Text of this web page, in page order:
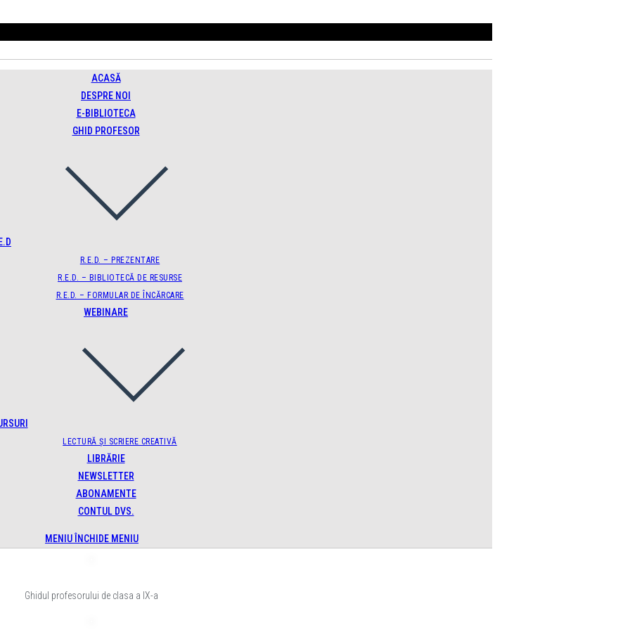
ACASĂ
DESPRE NOI
E-BIBLIOTECA
GHID PROFESOR
R.E.D. – PREZENTARE
R.E.D. – BIBLIOTECĂ DE RESURSE
R.E.D. – FORMULAR DE ÎNCĂRCARE
WEBINARE
LECTURĂ ȘI SCRIERE CREATIVĂ
LIBRĂRIE
NEWSLETTER
ABONAMENTE
CONTUL DVS.
MENIU ÎNCHIDE MENIU
Ghidul profesorului de clasa a IX-a